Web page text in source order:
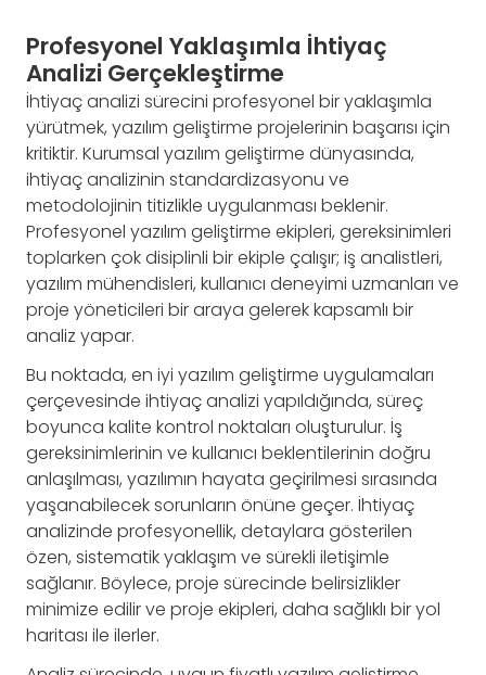
Profesyonel Yaklaşımla İhtiyaç
Analizi Gerçekleştirme
İhtiyaç analizi sürecini profesyonel bir yaklaşımla
yürütmek, yazılım geliştirme projelerinin başarısı için
kritiktir. Kurumsal yazılım geliştirme dünyasında,
ihtiyaç analizinin standardizasyonu ve
metodolojinin titizlikle uygulanması beklenir.
Profesyonel yazılım geliştirme ekipleri, gereksinimleri
toplarken çok disiplinli bir ekiple çalışır; iş analistleri,
yazılım mühendisleri, kullanıcı deneyimi uzmanları ve
proje yöneticileri bir araya gelerek kapsamlı bir
analiz yapar.
Bu noktada, en iyi yazılım geliştirme uygulamaları
çerçevesinde ihtiyaç analizi yapıldığında, süreç
boyunca kalite kontrol noktaları oluşturulur. İş
gereksinimlerinin ve kullanıcı beklentilerinin doğru
anlaşılması, yazılımın hayata geçirilmesi sırasında
yaşanabilecek sorunların önüne geçer. İhtiyaç
analizinde profesyonellik, detaylara gösterilen
özen, sistematik yaklaşım ve sürekli iletişimle
sağlanır. Böylece, proje sürecinde belirsizlikler
minimize edilir ve proje ekipleri, daha sağlıklı bir yol
haritası ile ilerler.